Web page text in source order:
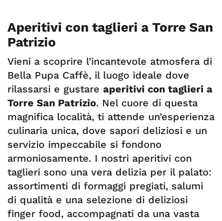
Aperitivi con taglieri a Torre San
Patrizio
Vieni a scoprire l’incantevole atmosfera di
Bella Pupa Caffè, il luogo ideale dove
rilassarsi e gustare aperitivi con taglieri a
Torre San Patrizio. Nel cuore di questa
magnifica località, ti attende un’esperienza
culinaria unica, dove sapori deliziosi e un
servizio impeccabile si fondono
armoniosamente. I nostri aperitivi con
taglieri sono una vera delizia per il palato:
assortimenti di formaggi pregiati, salumi
di qualità e una selezione di deliziosi
finger food, accompagnati da una vasta